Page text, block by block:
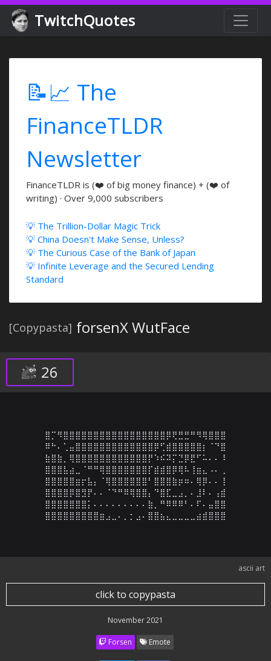
TwitchQuotes
📝📈 The
FinanceTLDR
Newsletter
FinanceTLDR is (❤️ of big money finance) + (❤️ of
writing) · Over 9,000 subscribers
💡 The Trillion-Dollar Magic Trick
💡 China Doesn't Make Sense, Unless?
💡 The Curious Case of the Bank of Japan
💡 Infinite Leverage and the Secured Lending
Standard
[Copypasta] forsenX WutFace
26
⣿⡉⠻⣿⣿⣿⣿⣿⣿⣿⣿⣿⣿⣿⣿⣿⣿⣿⣿⣿⡿⢟⣛⣛⠛⠻⢿⣿⣿⣿
⠿⠓⠄⢁⣤⣿⣿⣿⣿⣿⣿⣿⣿⣿⣿⣿⣿⣿⡿⢋⣾⣿⣿⣿⣿⣿⡆⠈⠙⣿
⣷⣿⣷⡀⢿⣿⣿⣿⣿⣿⣿⣿⣿⣿⣿⣿⣿⡟⠱⠮⠽⡍⣙⡿⣟⠋⠥⠄⠄⠸
⣿⣿⣿⣧⣴⣀⠈⠛⠛⢿⣿⣿⣿⣿⣿⣿⣿⡏⣾⣾⣿⡿⢿⠧⢸⣶⣄⠠⠄⢀
⣿⣿⣿⣿⣿⣶⡖⣧⡄⠈⢿⣿⣿⣿⣿⣿⣿⠃⣿⣿⣿⣷⡶⠶⠄⢿⡿⠄⠄⢸
⣿⣿⣿⣿⡿⣿⣻⡟⠄⠄⠈⠙⠛⠿⢿⣿⣿⡄⠙⣿⣏⣀⣠⡀⠄⣸⠇⠄⢠⣾
⣿⣿⣿⣿⣿⣿⣿⡅⠄⠄⠄⠄⠄⠄⠄⠄⠄⣷⡀⠛⠿⠿⠿⠃⠄⠏⠄⣤⣿⣿
⣿⣿⣿⣿⣿⣿⣿⣿⣿⣶⣠⣀⠄⡀⡂⣠⠄⣿⣿⣦⣄⣀⣀⣀⣀⣴⣾⣿⣿⣿
ascii art
click to copypasta
November 2021
Forsen Emote